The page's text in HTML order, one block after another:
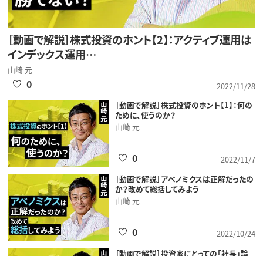
［動画で解説］株式投資のホント【2】：アクティブ運用は
インデックス運用…
山崎 元
2022/11/28
0
［動画で解説］株式投資のホント【1】：何の
ために、使うのか？
山崎 元
2022/11/7
0
［動画で解説］アベノミクスは正解だったの
か？改めて総括してみよう
山崎 元
2022/10/24
0
［動画で解説］投資家にとっての「社長」論